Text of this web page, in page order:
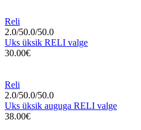
Reli
2.0/50.0/50.0
Uks üksik RELI valge
30.00€
Reli
2.0/50.0/50.0
Uks üksik auguga RELI valge
38.00€